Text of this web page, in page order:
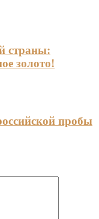
страны:
золото!
пробы